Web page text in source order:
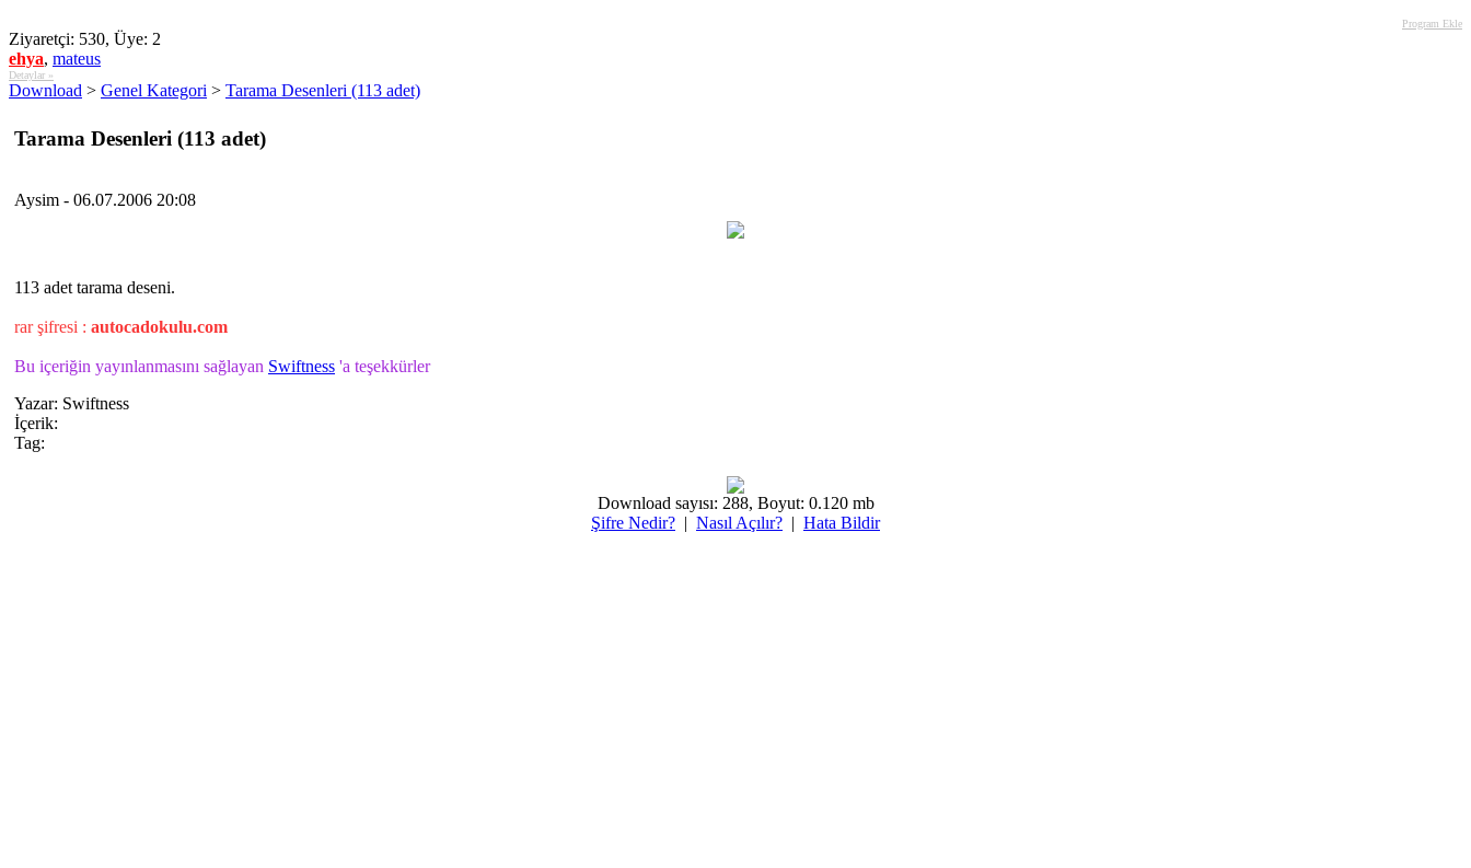
Program Ekle
Ziyaretçi: 530, Üye: 2
ehya, mateus
Detaylar »
Download > Genel Kategori > Tarama Desenleri (113 adet)
Tarama Desenleri (113 adet)
Aysim - 06.07.2006 20:08
113 adet tarama deseni.
rar şifresi : autocadokulu.com
Bu içeriğin yayınlanmasını sağlayan Swiftness 'a teşekkürler
Yazar: Swiftness
İçerik:
Tag:
Download sayısı: 288, Boyut: 0.120 mb
Şifre Nedir? | Nasıl Açılır? | Hata Bildir